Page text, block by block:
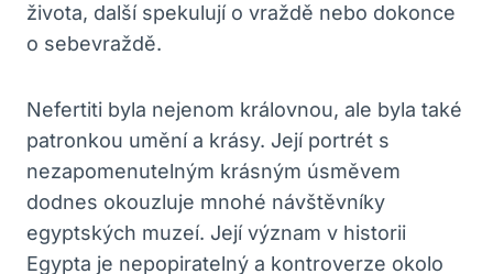
života, další spekulují o vraždě nebo dokonce
o sebevraždě.
Nefertiti byla nejenom královnou, ale byla také
patronkou umění a krásy. Její portrét s
nezapomenutelným krásným úsměvem
dodnes okouzluje mnohé návštěvníky
egyptských muzeí. Její význam v historii
Egypta je nepopiratelný a kontroverze okolo